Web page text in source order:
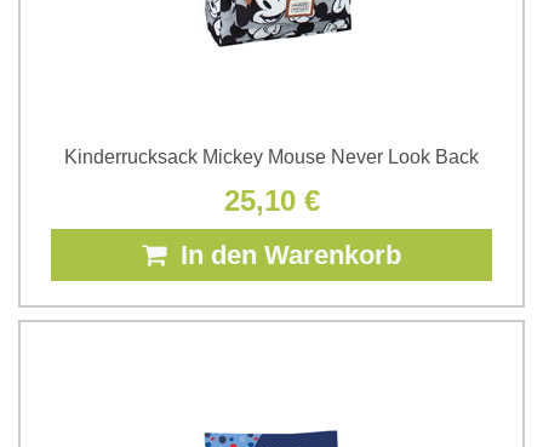
Kinderrucksack Mickey Mouse Never Look Back
25,10 €
In den Warenkorb